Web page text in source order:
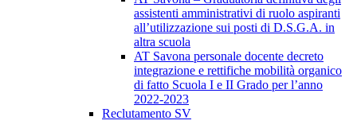
assistenti amministrativi di ruolo aspiranti
all’utilizzazione sui posti di D.S.G.A. in
altra scuola
AT Savona personale docente decreto
integrazione e rettifiche mobilità organico
di fatto Scuola I e II Grado per l’anno
2022-2023
Reclutamento SV